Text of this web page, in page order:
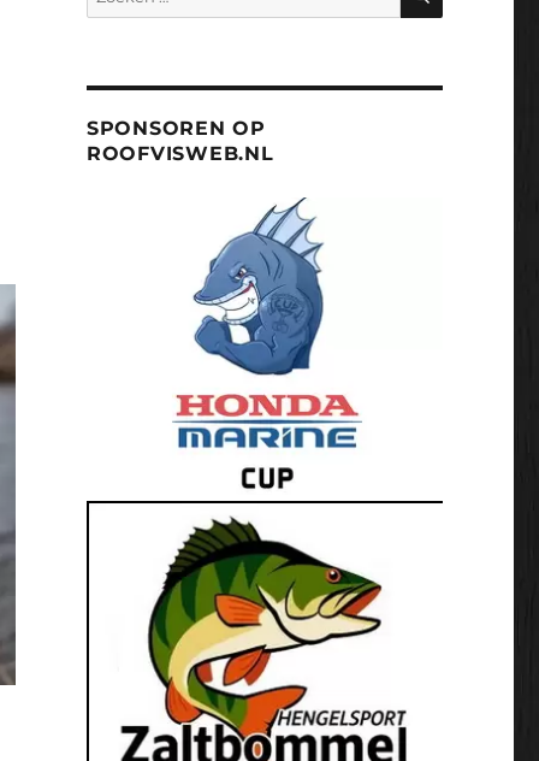
naar:
SPONSOREN OP
ROOFVISWEB.NL